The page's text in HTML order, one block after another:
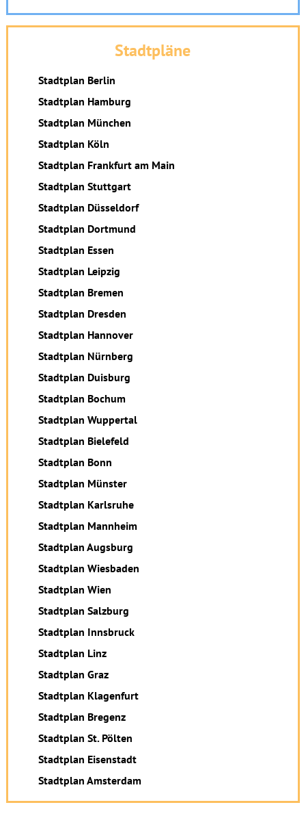
Stadtpläne
Stadtplan Berlin
Stadtplan Hamburg
Stadtplan München
Stadtplan Köln
Stadtplan Frankfurt am Main
Stadtplan Stuttgart
Stadtplan Düsseldorf
Stadtplan Dortmund
Stadtplan Essen
Stadtplan Leipzig
Stadtplan Bremen
Stadtplan Dresden
Stadtplan Hannover
Stadtplan Nürnberg
Stadtplan Duisburg
Stadtplan Bochum
Stadtplan Wuppertal
Stadtplan Bielefeld
Stadtplan Bonn
Stadtplan Münster
Stadtplan Karlsruhe
Stadtplan Mannheim
Stadtplan Augsburg
Stadtplan Wiesbaden
Stadtplan Wien
Stadtplan Salzburg
Stadtplan Innsbruck
Stadtplan Linz
Stadtplan Graz
Stadtplan Klagenfurt
Stadtplan Bregenz
Stadtplan St. Pölten
Stadtplan Eisenstadt
Stadtplan Amsterdam